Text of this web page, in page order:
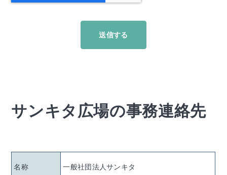
サンキタ広場の事務連絡先
名称 一般社団法人サンキタ